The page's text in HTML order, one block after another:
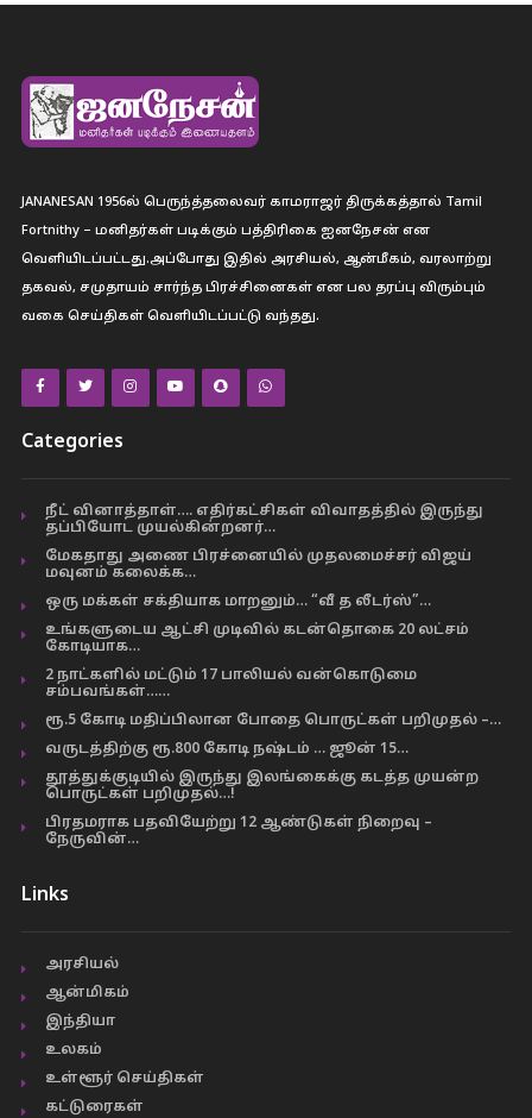
JANANESAN 1956ல் பெருந்த்தலைவர் காமராஜர் திருக்கத்தால் Tamil
Fortnithy – மனிதர்கள் படிக்கும் பத்திரிகை ஐனநேசன் என
வெளியிடப்பட்டது.அப்போது இதில் அரசியல், ஆன்மீகம், வரலாற்று
தகவல், சமுதாயம் சார்ந்த பிரச்சினைகள் என பல தரப்பு விரும்பும்
வகை செய்திகள் வெளியிடப்பட்டு வந்தது.
Categories
நீட் வினாத்தாள்…. எதிர்கட்சிகள் விவாதத்தில் இருந்து
தப்பியோட முயல்கின்றனர்…
மேகதாது அணை பிரச்னையில் முதலமைச்சர் விஜய்
மவுனம் கலைக்க…
ஒரு மக்கள் சக்தியாக மாறனும்… “வீ த லீடர்ஸ்”…
உங்களுடைய ஆட்சி முடிவில் கடன்தொகை 20 லட்சம்
கோடியாக…
2 நாட்களில் மட்டும் 17 பாலியல் வன்கொடுமை
சம்பவங்கள்……
ரூ.5 கோடி மதிப்பிலான போதை பொருட்கள் பறிமுதல் –…
வருடத்திற்கு ரூ.800 கோடி நஷ்டம் … ஜூன் 15…
தூத்துக்குடியில் இருந்து இலங்கைக்கு கடத்த முயன்ற
பொருட்கள் பறிமுதல்…!
பிரதமராக பதவியேற்று 12 ஆண்டுகள் நிறைவு –
நேருவின்…
Links
அரசியல்
ஆன்மிகம்
இந்தியா
உலகம்
உள்ளூர் செய்திகள்
கட்டுரைகள்